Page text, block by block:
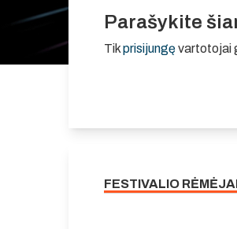
Parašykite
Tikprisijungęvartotojai
FESTIVALIO